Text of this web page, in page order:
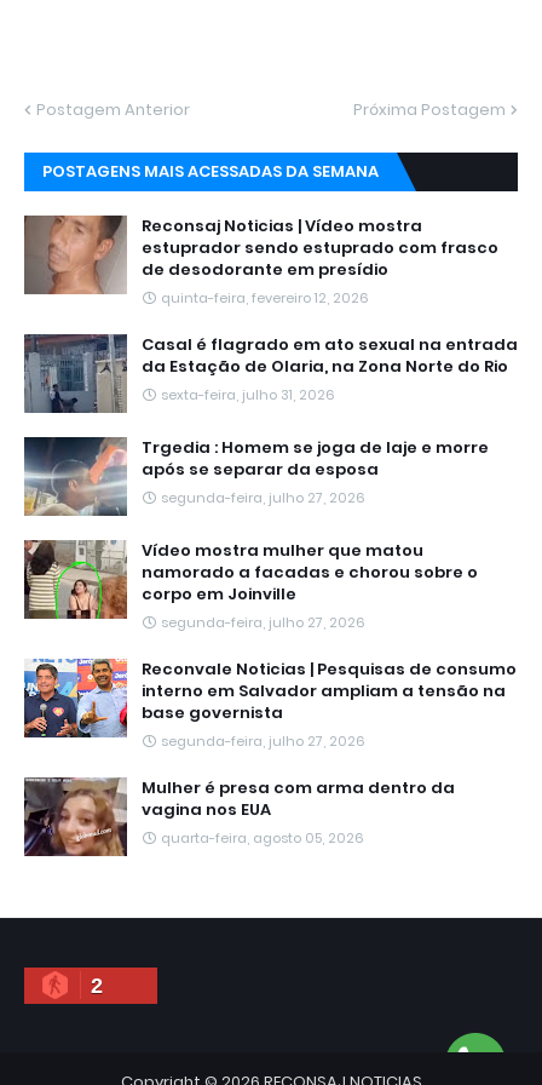
Postagem Anterior Próxima Postagem
POSTAGENS MAIS ACESSADAS DA SEMANA
Reconsaj Noticias | Vídeo mostra
estuprador sendo estuprado com frasco
de desodorante em presídio
quinta-feira, fevereiro 12, 2026
Casal é flagrado em ato sexual na entrada
da Estação de Olaria, na Zona Norte do Rio
sexta-feira, julho 31, 2026
Trgedia : Homem se joga de laje e morre
após se separar da esposa
segunda-feira, julho 27, 2026
Vídeo mostra mulher que matou
namorado a facadas e chorou sobre o
corpo em Joinville
segunda-feira, julho 27, 2026
Reconvale Noticias | Pesquisas de consumo
interno em Salvador ampliam a tensão na
base governista
segunda-feira, julho 27, 2026
Mulher é presa com arma dentro da
vagina nos EUA
quarta-feira, agosto 05, 2026
2